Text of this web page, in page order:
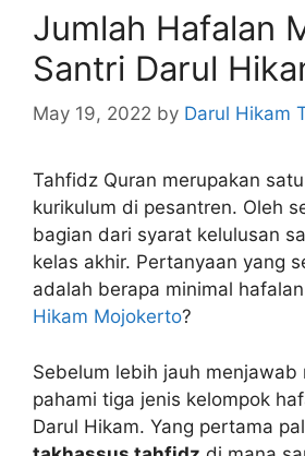
Jumlah Hafalan
Santri Darul
May 19, 2022 by Darul Hikam
Tahfidz Quran merupakan
kurikulum di pesantren. Oleh
bagian dari syarat kelulusan
kelas akhir. Pertanyaan yang
adalah berapa minimal
Hikam Mojokerto?
Sebelum lebih jauh menjawab
pahami tiga jenis kelompok
Darul Hikam. Yang pertama